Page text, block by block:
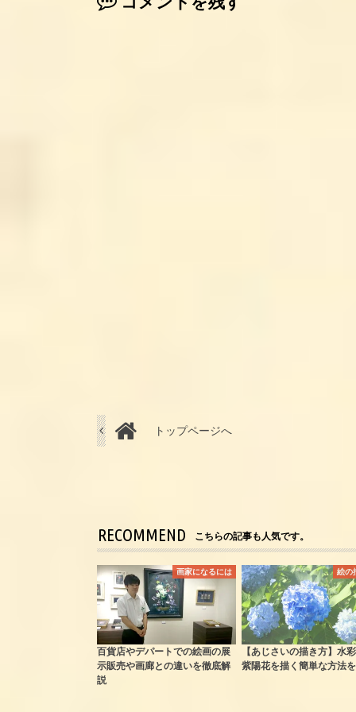
トップページへ
RECOMMEND こちらの記事も人気です。
画家になるには
百貨店やデパートでの絵画の展
示販売や画廊との違いを徹底解
説
絵の
【あじさいの描き方】水
紫陽花を描く簡単な方法